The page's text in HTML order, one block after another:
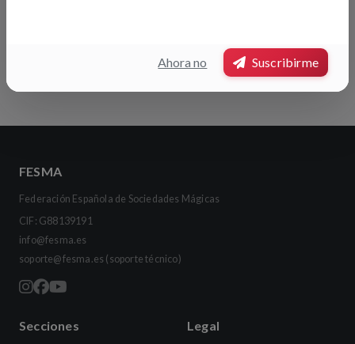
© OpenStreetMap contributors
Pulsa otra sociedad del mapa para ver su ficha
Ahora no Suscribirme
FESMA
Federación Española de Sociedades Mágicas
CIF: G88139191
info@fesma.es
soporte@fesma.es (soporte técnico)
Secciones Legal